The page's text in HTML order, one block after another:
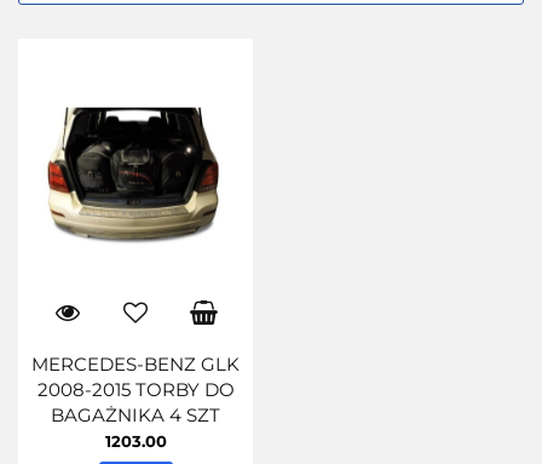
MERCEDES-BENZ GLK
2008-2015 TORBY DO
BAGAŻNIKA 4 SZT
1203.00